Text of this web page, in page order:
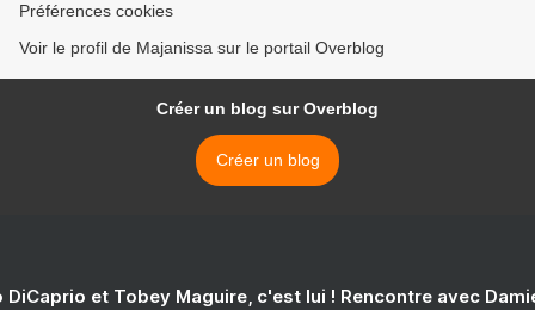
Préférences cookies
Voir le profil de Majanissa sur le portail Overblog
Créer un blog sur Overblog
Créer un blog
DiCaprio et Tobey Maguire, c'est lui ! Rencontre avec